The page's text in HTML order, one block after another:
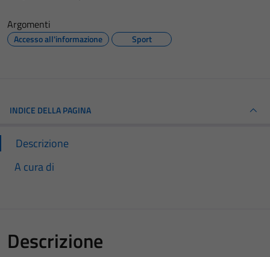
Argomenti
Accesso all'informazione Sport
INDICE DELLA PAGINA
Descrizione
A cura di
Descrizione